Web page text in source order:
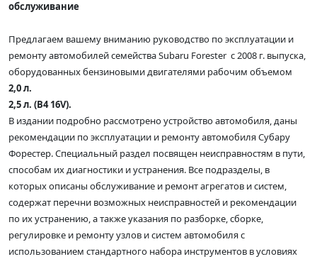
обслуживание
Предлагаем вашему вниманию руководство по эксплуатации и
ремонту автомобилей семейства Subaru Forester с 2008 г. выпуска,
оборудованных бензиновыми двигателями рабочим объемом
2,0 л.
2,5 л. (B4 16V).
В издании подробно рассмотрено устройство автомобиля, даны
рекомендации по эксплуатации и ремонту автомобиля Субару
Форестер. Специальный раздел посвящен неисправностям в пути,
способам их диагностики и устранения. Все подразделы, в
которых описаны обслуживание и ремонт агрегатов и систем,
содержат перечни возможных неисправностей и рекомендации
по их устранению, а также указания по разборке, сборке,
регулировке и ремонту узлов и систем автомобиля с
использованием стандартного набора инструментов в условиях